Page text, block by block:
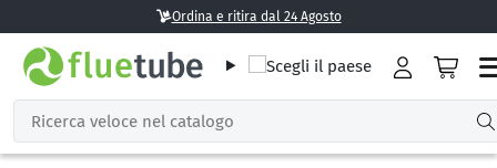
Ordina e ritira dal 24 Agosto